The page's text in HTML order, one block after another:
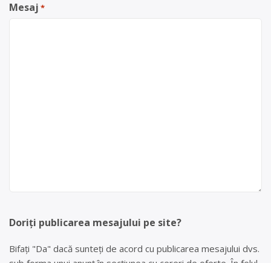
Mesaj *
Doriți publicarea mesajului pe site?
Bifați "Da" dacă sunteți de acord cu publicarea mesajului dvs.